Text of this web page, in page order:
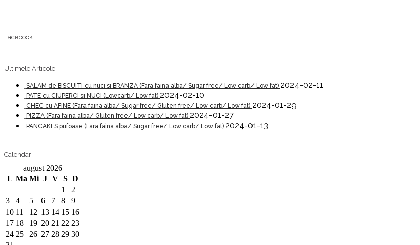
Facebook
Ultimele Articole
SALAM de BISCUITI cu nuci si BRANZA (Fara faina alba/ Sugar free/ Low carb/ Low fat) 2024-02-11
PATE cu CIUPERCI si NUCI (Lowcarb/ Low fat) 2024-02-10
CHEC cu AFINE (Fara faina alba/ Sugar free/ Gluten free/ Low carb/ Low fat) 2024-01-29
PIZZA (Fara faina alba/ Gluten free/ Low carb/ Low fat) 2024-01-27
PANCAKES pufoase (Fara faina alba/ Sugar free/ Low carb/ Low fat) 2024-01-13
Calendar
august 2026
L Ma Mi J V S D
1
2
3
4 5 6 7 8
9
10 11 12 13 14 15 16
17 18 19 20 21 22 23
24 25 26 27 28 29 30